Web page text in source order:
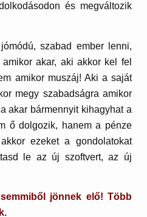
és megváltozik
szabad ember lenni,
akar, aki akkor kel fel
amikor muszáj! Aki a saját
megy szabadságra amikor
akar bármennyit kihagyhat a
ő dolgozik, hanem a pénze
ezeket a gondolatokat
le az új szoftvert, az új
jönnek elő! Több